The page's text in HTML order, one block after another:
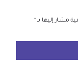
مشار إليها بـ *